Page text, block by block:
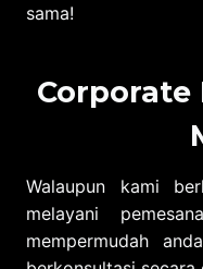
sama!
Corporate
Walaupun kami
melayani
mempermudah